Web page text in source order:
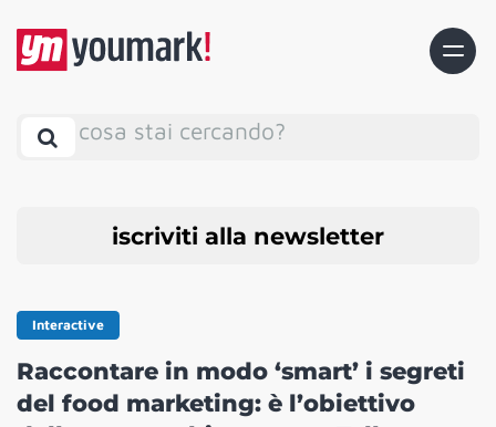
cosa stai cercando?
iscriviti alla newsletter
Interactive
Raccontare in modo ‘smart’ i segreti
del food marketing: è l’obiettivo